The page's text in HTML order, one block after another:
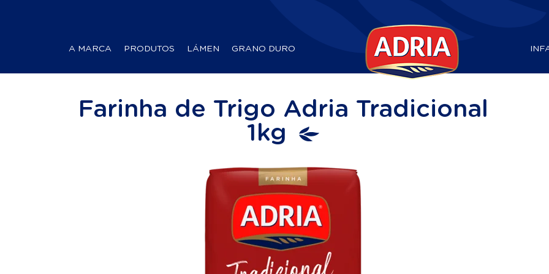
A MARCA PRODUTOS LÁMEN GRANO DURO
Farinha de Trigo Adria Tradicional
1kg